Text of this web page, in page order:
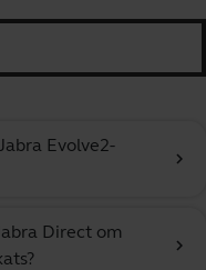
Evolve2-
chevron_right
Direct om
chevron_right